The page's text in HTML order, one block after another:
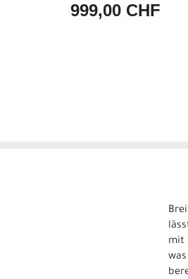
999,00 CHF
mit